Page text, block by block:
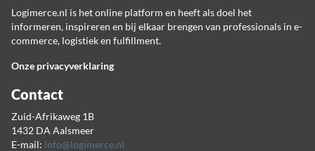
Logimerce.nl is het online platform en heeft als doel het
informeren, inspireren en bij elkaar brengen van professionals in e-
commerce, logistiek en fulfillment.
Onze privacyverklaring
Contact
Zuid-Afrikaweg 1B
1432 DA Aalsmeer
E-mail: info@logimerce.nl